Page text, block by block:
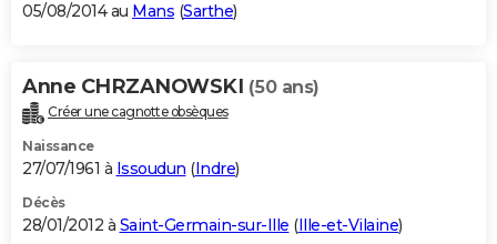
05/08/2014 au Mans (Sarthe)
Anne CHRZANOWSKI (50 ans)
Créer une cagnotte obsèques
Naissance
27/07/1961 à Issoudun (Indre)
Décès
28/01/2012 à Saint-Germain-sur-Ille (Ille-et-Vilaine)